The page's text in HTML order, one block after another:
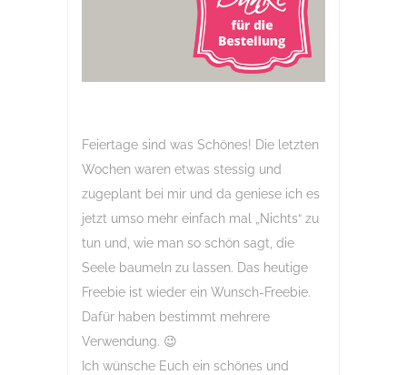
Feiertage sind was Schönes! Die letzten
Wochen waren etwas stessig und
zugeplant bei mir und da geniese ich es
jetzt umso mehr einfach mal „Nichts“ zu
tun und, wie man so schön sagt, die
Seele baumeln zu lassen. Das heutige
Freebie ist wieder ein Wunsch-Freebie.
Dafür haben bestimmt mehrere
Verwendung. 😉
Ich wünsche Euch ein schönes und